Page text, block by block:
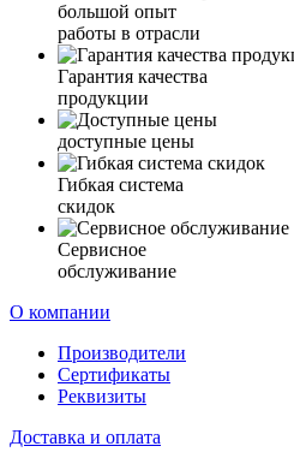
большой опыт
работы в отрасли
Гарантия качества
продукции
доступные цены
Гибкая система
скидок
Сервисное
обслуживание
О компании
Производители
Сертификаты
Реквизиты
Доставка и оплата